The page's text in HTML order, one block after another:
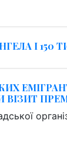
І 150